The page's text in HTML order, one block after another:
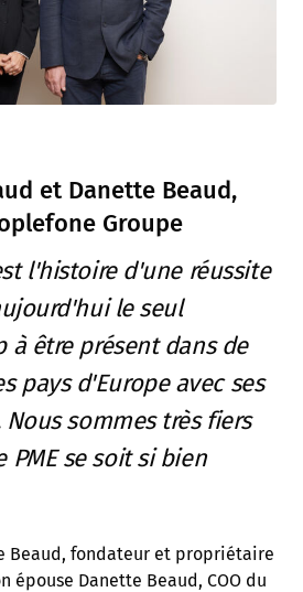
et Danette Beaud,
Groupe
l'histoire d'une réussite
le seul
à être présent dans de
pays d'Europe avec ses
sommes très fiers
se soit si bien
Beaud, fondateur et propriétaire
épouse Danette Beaud, COO du